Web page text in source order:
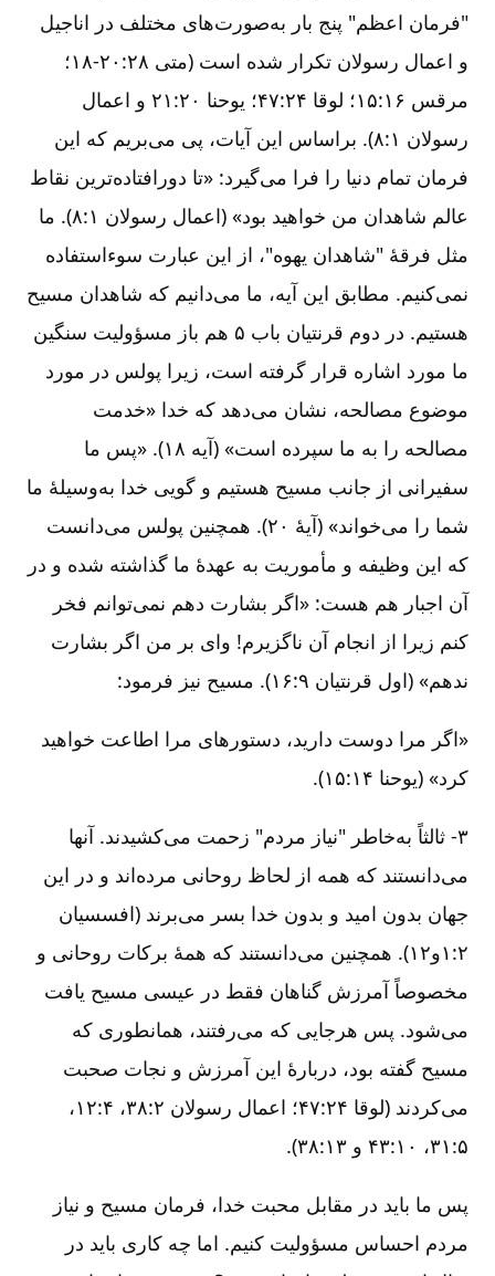
"فرمان‌ اعظم‌" پنج‌ بار به‌صورت‌های‌ مختلف‌ در اناجیل‌
و اعمال‌ رسولان‌ تکرار شده‌ است‌ (متی‌ ۲۸:‏۱۸-۲۰؛
مرقس‌ ۱۶:‏۱۵؛ لوقا ۲۴:‏۴۷؛ یوحنا ۲۰:‏۲۱ و اعمال‌
رسولان‌ ۱:‏۸). براساس‌ این‌ آیات‌، پی‌ می‌بریم‌ که‌ این‌
فرمان‌ تمام‌ دنیا را فرا می‌گیرد‌‌: «تا دورافتاده‌ترین‌ نقاط‌
عالم‌ شاهدان‌ من‌ خواهید بود» (اعمال‌ رسولان‌ ۱:‏۸). ما
مثل‌ فرقۀ‌ "شاهدان‌ یهوه‌"، از این‌ عبارت‌ سوءاستفاده‌
نمی‌کنیم‌. مطابق‌ این‌ آیه‌، ما می‌دانیم‌ که‌ شاهدان‌ مسیح‌
هستیم‌. در دوم‌ قرنتیان‌ باب‌ ۵ هم‌ باز مسؤولیت‌ سنگین‌
ما مورد اشاره‌ قرار گرفته‌ است‌، زیرا پولس‌ در مورد
موضوع‌ مصالحه‌، نشان‌ می‌دهد که‌ خدا «خدمت‌
مصالحه‌ را به‌ ما سپرده‌ است‌» (آیه‌ ۱۸). «پس‌ ما
سفیرانی‌ از جانب‌ مسیح‌ هستیم‌ و گویی‌ خدا به‌وسیلۀ‌ ما
شما را می‌خواند» (آیۀ‌ ۲۰). همچنین‌ پولس‌ می‌دانست‌
که‌ این‌ وظیفه‌ و مأموریت‌ به‌ عهدۀ‌ ما گذاشته‌ شده‌ و در
آن‌ اجبار هم‌ هست‌‌‌: «اگر بشارت‌ دهم‌ نمی‌توانم‌ فخر
کنم‌ زیرا از انجام‌ آن‌ ناگزیرم‌! وای‌ بر من‌ اگر بشارت‌
ندهم‌» (اول‌ قرنتیان‌ ۹:‏۱۶). مسیح‌ نیز فرمود:
«اگر مرا دوست‌ دارید، دستورهای‌ مرا اطاعت‌ خواهید
کرد» (یوحنا ۱۴:‏۱۵).
۳- ثالثاً به‌خاطر "نیاز مردم" زحمت‌ می‌کشیدند. آنها
می‌دانستند که‌ همه‌ از لحاظ‌ روحانی‌ مرده‌اند و در این‌
جهان‌ بدون‌ امید و بدون‌ خدا بسر می‌برند (افسسیان‌
۲:‏۱و۱۲). همچنین‌ می‌دانستند که‌ همۀ‌ برکات‌ روحانی‌ و
مخصوصاً آمرزش‌ گناهان‌ فقط‌ در عیسی‌ مسیح‌ یافت‌
می‌شود. پس‌ هرجایی‌ که‌ می‌رفتند، همانطوری‌ که‌
مسیح‌ گفته‌ بود، دربارۀ‌ این‌ آمرزش‌ و نجات‌ صحبت‌
می‌کردند (لوقا ۲۴:‏۴۷؛ اعمال‌ رسولان‌ ۲:‏۳۸، ۴:‏۱۲،
۵:‏۳۱، ۱۰:‏۴۳ و ۱۳:‏۳۸).
پس‌ ما باید در مقابل‌ محبت‌ خدا، فرمان‌ مسیح‌ و نیاز
مردم‌ احساس‌ مسؤولیت‌ کنیم‌. اما چه‌ کاری‌ باید در